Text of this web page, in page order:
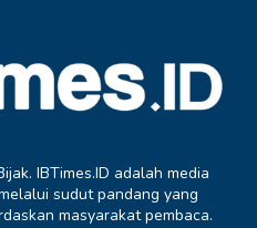
IBTimes.ID adalah media
sudut pandang yang
masyarakat pembaca.